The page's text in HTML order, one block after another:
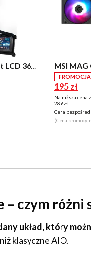
Lian Li HydroShift LCD 360 Fanless Czarny
PROMOCJA
195 zł
Najniższa cena
289 zł
Cena
(Cena
czym różni
układ, który
klasyczne AIO.